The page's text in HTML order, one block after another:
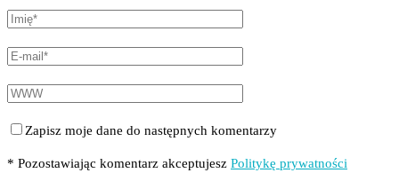
Zapisz moje dane do następnych komentarzy
* Pozostawiając komentarz akceptujesz Politykę prywatności